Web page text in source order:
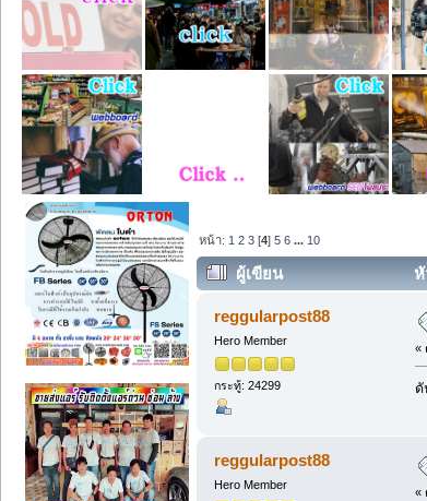
หน้า: 1 2 3 [4]5 6 ... 10
ผู้เขียน หั
reggularpost88
Hero Member
กระทู้: 24299
«
ดั
reggularpost88
Hero Member
«